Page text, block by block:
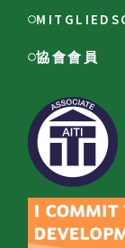
協會會員